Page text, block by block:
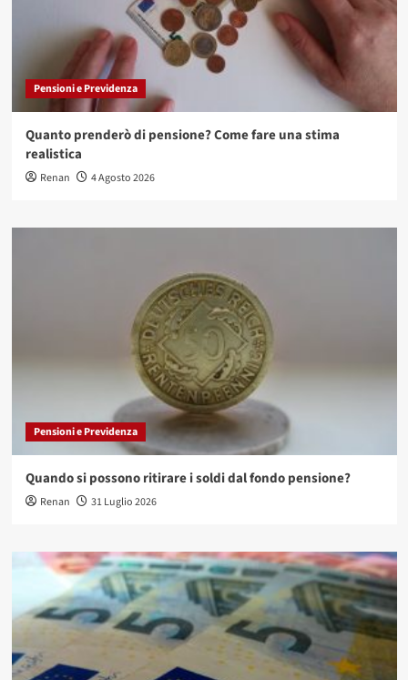
Pensioni e Previdenza
Quanto prenderò di pensione? Come fare una stima
realistica
Renan 4 Agosto 2026
Pensioni e Previdenza
Quando si possono ritirare i soldi dal fondo pensione?
Renan 31 Luglio 2026